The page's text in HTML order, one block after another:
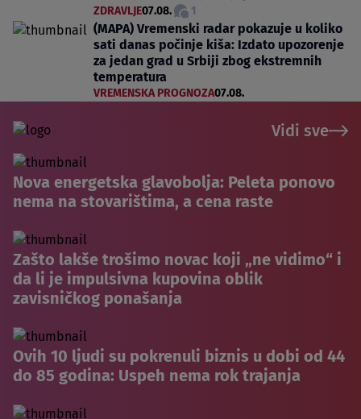
ZDRAVLJE07.08. 1
(MAPA) Vremenski radar pokazuje u koliko
sati danas počinje kiša: Izdato upozorenje
za jedan grad u Srbiji zbog ekstremnih
temperatura
VREMENSKA PROGNOZA07.08.
Vidi sve
Nova energetska glavobolja: Peleta ponovo
nema na stovarištima, a cena raste
Zašto lakše trošimo novac koji „ne vidimo“ i
da li je impulsivna kupovina oblik
zavisničkog ponašanja
Ovih 10 ljudi su pokrenuli biznis u dobi od 44
do 85 godina: Uspeh nema rok trajanja